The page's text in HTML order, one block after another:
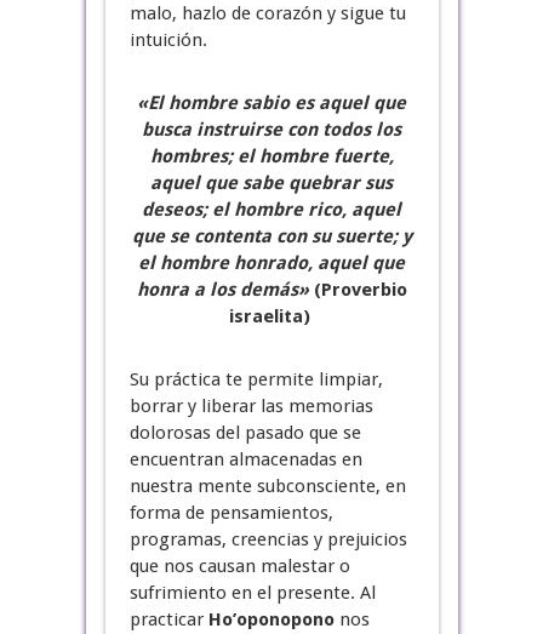
malo, hazlo de corazón y sigue tu
intuición.
«El hombre sabio es aquel que
busca instruirse con todos los
hombres; el hombre fuerte,
aquel que sabe quebrar sus
deseos; el hombre rico, aquel
que se contenta con su suerte; y
el hombre honrado, aquel que
honra a los demás» (Proverbio
israelita)
Su práctica te permite limpiar,
borrar y liberar las memorias
dolorosas del pasado que se
encuentran almacenadas en
nuestra mente subconsciente, en
forma de pensamientos,
programas, creencias y prejuicios
que nos causan malestar o
sufrimiento en el presente. Al
practicar Ho’oponopononos